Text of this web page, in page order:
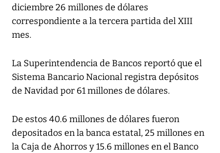
diciembre 26 millones de dólares
correspondiente a la tercera partida del XIII
mes.
La Superintendencia de Bancos reportó que el
Sistema Bancario Nacional registra depósitos
de Navidad por 61 millones de dólares.
De estos 40.6 millones de dólares fueron
depositados en la banca estatal, 25 millones en
la Caja de Ahorros y 15.6 millones en el Banco